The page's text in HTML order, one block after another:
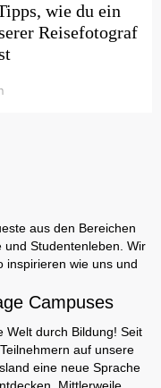
wie du ein
Reisefotograf
aus den Bereichen
und Studentenleben. Wir
inspirieren wie uns und
Campuses
Welt durch Bildung! Seit
auf unsere
eine neue Sprache